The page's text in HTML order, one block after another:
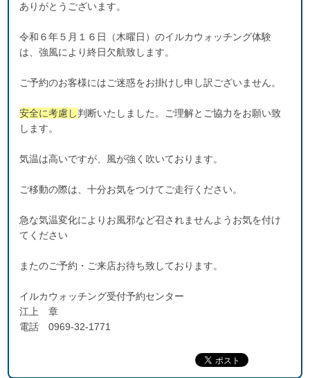
ありがとうございます。
令和６年５月１６日（木曜日）のイルカウォッチング体験
は、強風により終日欠航致します。
ご予約のお客様にはご迷惑をお掛けし申し訳ございません。
安全に考慮し判断いたしました。ご理解とご協力をお願い致
します。
気温は高いですが、風が強く吹いております。
ご移動の際は、十分お気をつけてご走行ください。
急な気温変化によりお風邪など召されませんようお気を付け
てください
またのご予約・ご来店お待ち致しております。
イルカウォッチング受付予約センター
江上 章
電話 0969-32-1771